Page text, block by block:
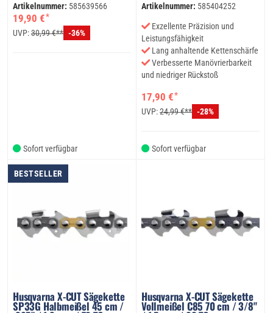
Artikelnummer: 585639566
19,90 €*
UVP:30,99 €** -36%
Sofort verfügbar
Artikelnummer: 585404252
Exzellente Präzision und
Leistungsfähigkeit
Lang anhaltende Kettenschärfe
Verbesserte Manövrierbarkeit
und niedriger Rückstoß
17,90 €*
UVP:24,99 €** -28%
Sofort verfügbar
BESTSELLER
Husqvarna X-CUT Sägekette
SP33G Halbmeißel 45 cm /
Husqvarna X-CUT Sägekette
Vollmeißel C85 70 cm / 3/8"